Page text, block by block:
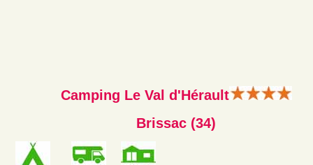
Camping Le Val d'Hérault
Brissac (34)